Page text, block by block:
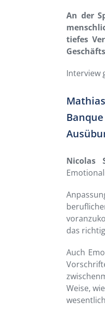
An der
tiefes
Interview
Nicolas
das
Auch
Weise,